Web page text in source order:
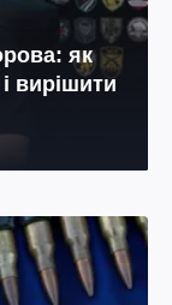
як
вирішити